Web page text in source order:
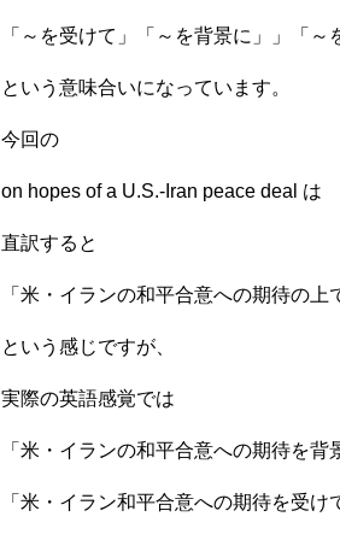
「～を受けて」「～を背景に」」「～
という意味合いになっています。
今回の
on hopes of a U.S.-Iran peace deal は
直訳すると
「米・イランの和平合意への期待の上
という感じですが、
実際の英語感覚では
「米・イランの和平合意への期待を背
「米・イラン和平合意への期待を受け